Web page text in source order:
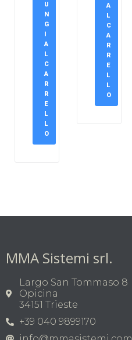
U
N
G
A
L
C
A
R
R
E
L
L
O
A
L
C
A
R
R
E
L
L
O
MMA Sistemi srl.
Largo San Tommaso 8
Opicina
34151 Trieste
+39 040 9899170